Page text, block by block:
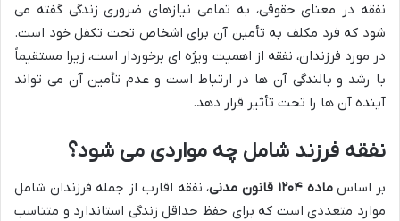
نفقه در معنای حقوقی، به تمامی نیازهای ضروری زندگی گفته می
شود که فرد مکلف به تأمین آن برای اشخاص تحت تکفل خود است.
در مورد فرزندان، نفقه از اهمیت ویژه ای برخوردار است، زیرا مستقیماً
با رشد و بالندگی آن ها در ارتباط است و عدم تأمین آن می تواند
آینده آن ها را تحت تأثیر قرار دهد.
نفقه فرزند شامل چه مواردی می شود؟
بر اساسماده ۱۲۰۴ قانون مدنی
، نفقه اقارب از جمله فرزندان شامل
موارد متعددی است که برای حفظ حداقل زندگی استاندارد و متناسب